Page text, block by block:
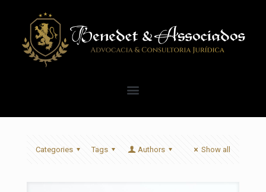
Categories Tags Authors Show all